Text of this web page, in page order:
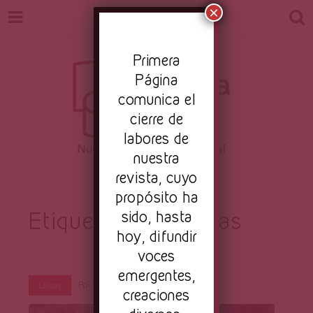
Revista
Primera
Nuestro periodismo cultural
Etiqueta:despedidas
Marcela Chávez Dic 6, 2023
Primera
Página
comunica el
cierre de
labores de
nuestra
revista, cuyo
propósito ha
sido, hasta
hoy, difundir
voces
emergentes,
creaciones
×